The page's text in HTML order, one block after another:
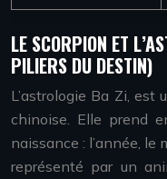
LE SCORPION ET
PILIERS DU DESTIN)
L’astrologie Ba Zi, est
chinoise. Elle prend
naissance : l’année, le
représenté par un